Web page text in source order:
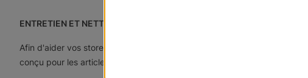
ENTRETIEN ET NETTOYAGE
Afin d'aider vos stores en bois à garder leur belle apparence,
conçu pour les articles de qualité en bois pour donner à vos stores un